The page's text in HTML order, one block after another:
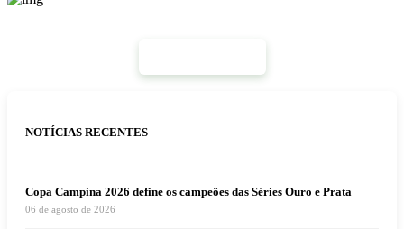
NOTÍCIAS RECENTES
Copa Campina 2026 define os campeões das Séries Ouro e Prata
06 de agosto de 2026